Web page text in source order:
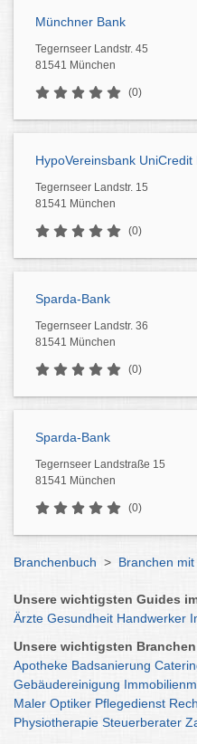
Münchner Bank
Tegernseer Landstr. 45
81541 München
(0)
HypoVereinsbank UniCredit
Tegernseer Landstr. 15
81541 München
(0)
Sparda-Bank
Tegernseer Landstr. 36
81541 München
(0)
Sparda-Bank
Tegernseer Landstraße 15
81541 München
(0)
Branchenbuch > Branchen mit
Unsere wichtigsten Guides
Ärzte Gesundheit Handwerker
Unsere wichtigsten
Apotheke Badsanierung
Gebäudereinigung
Maler Optiker Pflegedienst
Physiotherapie Steuerberater